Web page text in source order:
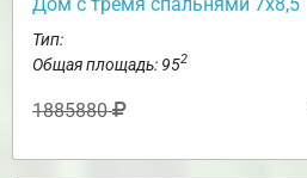
Тип:
Общая площадь: 952
1885880